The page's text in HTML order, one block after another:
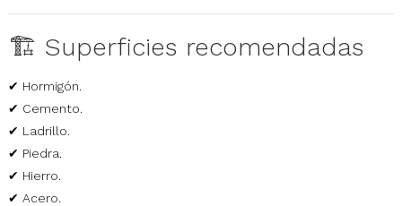
🏗️ Superficies recomendadas
✔ Hormigón.
✔ Cemento.
✔ Ladrillo.
✔ Piedra.
✔ Hierro.
✔ Acero.